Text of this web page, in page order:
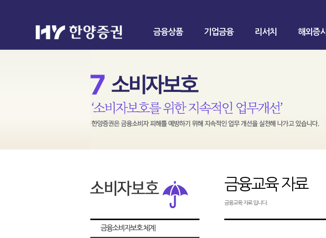
금융상품 기업금융 리서치 해외증시
금융소비자보호 체계
금융교육 자료
금융교육 자료 입니다.